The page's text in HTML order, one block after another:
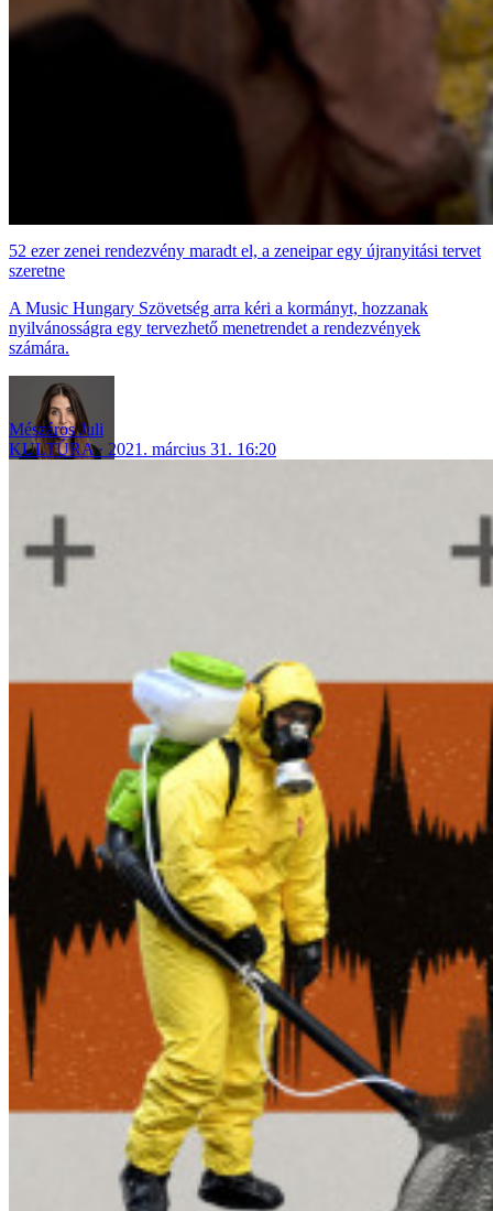
52 ezer zenei rendezvény maradt el, a zeneipar egy újranyitási tervet
szeretne
A Music Hungary Szövetség arra kéri a kormányt, hozzanak
nyilvánosságra egy tervezhető menetrendet a rendezvények
számára.
Mészáros Juli
KULTÚRA
2021. március 31. 16:20